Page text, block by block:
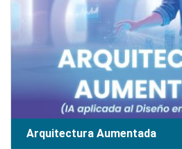
Arquitectura Aumentada